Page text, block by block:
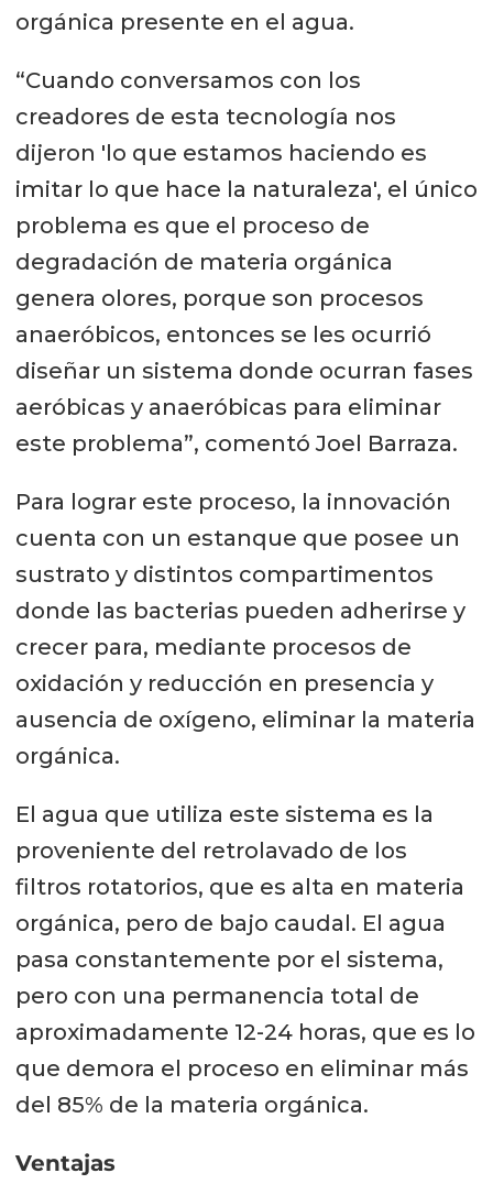
orgánica presente en el agua.
“Cuando conversamos con los
creadores de esta tecnología nos
dijeron 'lo que estamos haciendo es
imitar lo que hace la naturaleza', el único
problema es que el proceso de
degradación de materia orgánica
genera olores, porque son procesos
anaeróbicos, entonces se les ocurrió
diseñar un sistema donde ocurran fases
aeróbicas y anaeróbicas para eliminar
este problema”, comentó Joel Barraza.
Para lograr este proceso, la innovación
cuenta con un estanque que posee un
sustrato y distintos compartimentos
donde las bacterias pueden adherirse y
crecer para, mediante procesos de
oxidación y reducción en presencia y
ausencia de oxígeno, eliminar la materia
orgánica.
El agua que utiliza este sistema es la
proveniente del retrolavado de los
filtros rotatorios, que es alta en materia
orgánica, pero de bajo caudal. El agua
pasa constantemente por el sistema,
pero con una permanencia total de
aproximadamente 12-24 horas, que es lo
que demora el proceso en eliminar más
del 85% de la materia orgánica.
Ventajas